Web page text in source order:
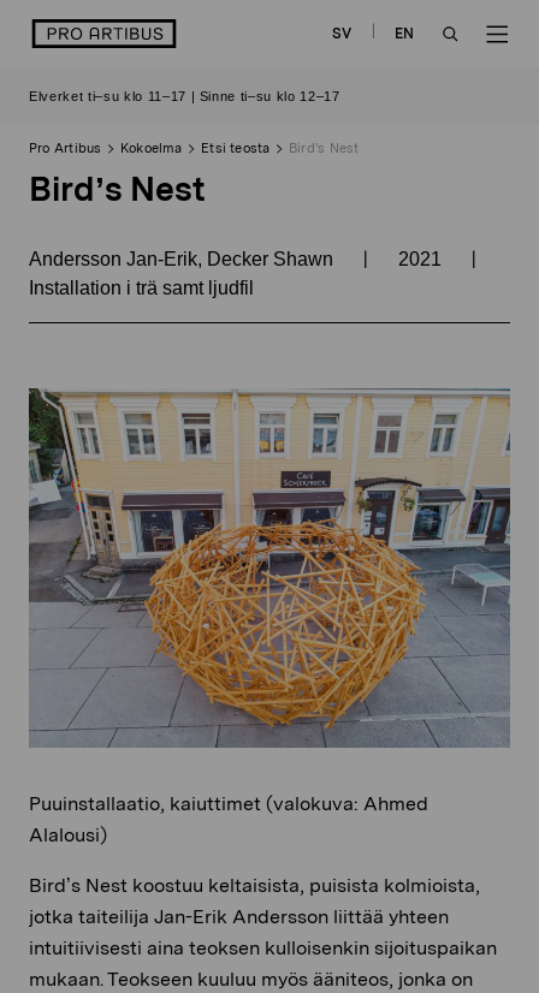
sisältöön
logo SV
EN
Elverket ti–su klo 11–17 | Sinne ti–su klo 12–17
Pro Artibus Kokoelma Etsi teosta Bird’s Nest
Bird’s Nest
Andersson Jan-Erik, Decker Shawn | 2021 |
Installation i trä samt ljudfil
Puuinstallaatio, kaiuttimet (valokuva: Ahmed
Alalousi)
Bird’s Nest koostuu keltaisista, puisista kolmioista,
jotka taiteilija Jan-Erik Andersson liittää yhteen
intuitiivisesti aina teoksen kulloisenkin sijoituspaikan
mukaan. Teokseen kuuluu myös ääniteos, jonka on